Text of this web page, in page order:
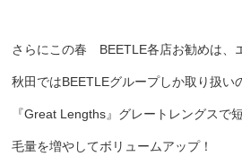
さらにこの春 BEETLE各店お勧めは、
秋田ではBEETLEグループしか取り扱い
『Great Lengths』グレートレングスで
毛量を増やしてボリュームアップ！